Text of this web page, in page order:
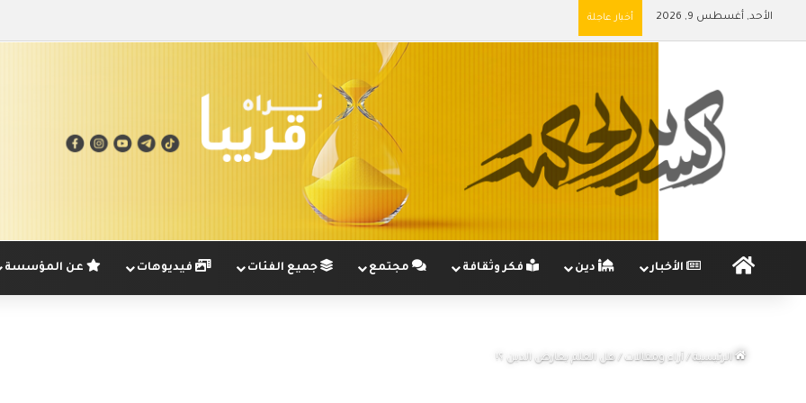
الأحد, أغسطس 9, 2026 أخبار عاجلة
الرئيسيةالأخبار دين فكر وثقافة مجتمع جميع الفئات فيديوهات عن المؤسسة
الرئيسية / آراء ومقالات / هل العلم يعارض الدين ؟!